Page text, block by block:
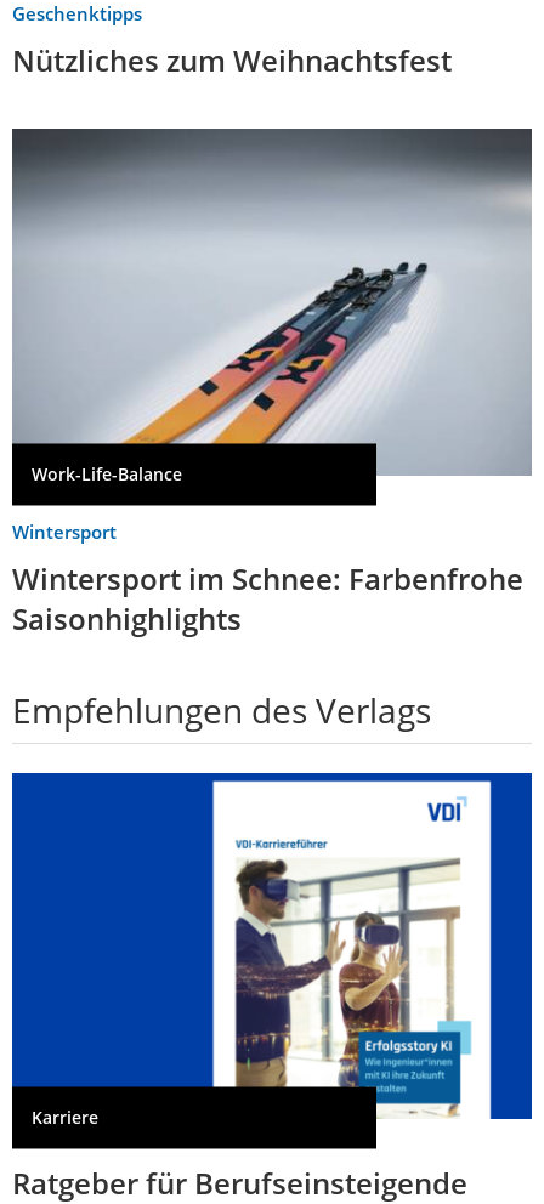
Geschenktipps
Nützliches zum Weihnachtsfest
Work-Life-Balance
Wintersport
Wintersport im Schnee: Farbenfrohe
Saisonhighlights
Empfehlungen des Verlags
Karriere
Ratgeber für Berufseinsteigende